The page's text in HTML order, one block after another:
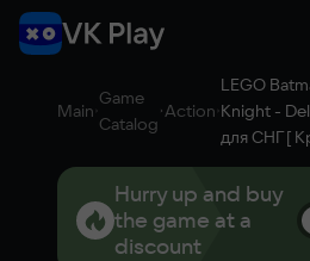
Main
Game
Catalog
Action
LEGO
Knight -
для СНГ [
Hurry up and buy
the game at a
discount